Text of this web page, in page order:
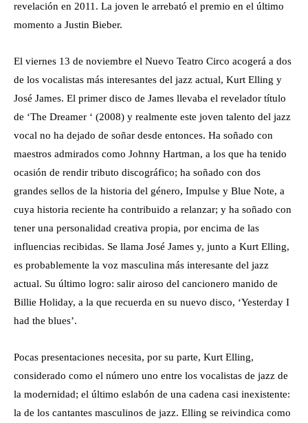
revelación en 2011. La joven le arrebató el premio en el último
momento a Justin Bieber.
El viernes 13 de noviembre el Nuevo Teatro Circo acogerá a dos
de los vocalistas más interesantes del jazz actual, Kurt Elling y
José James. El primer disco de James llevaba el revelador título
de ‘The Dreamer ‘ (2008) y realmente este joven talento del jazz
vocal no ha dejado de soñar desde entonces. Ha soñado con
maestros admirados como Johnny Hartman, a los que ha tenido
ocasión de rendir tributo discográfico; ha soñado con dos
grandes sellos de la historia del género, Impulse y Blue Note, a
cuya historia reciente ha contribuido a relanzar; y ha soñado con
tener una personalidad creativa propia, por encima de las
influencias recibidas. Se llama José James y, junto a Kurt Elling,
es probablemente la voz masculina más interesante del jazz
actual. Su último logro: salir airoso del cancionero manido de
Billie Holiday, a la que recuerda en su nuevo disco, ‘Yesterday I
had the blues’.
Pocas presentaciones necesita, por su parte, Kurt Elling,
considerado como el número uno entre los vocalistas de jazz de
la modernidad; el último eslabón de una cadena casi inexistente:
la de los cantantes masculinos de jazz. Elling se reivindica como